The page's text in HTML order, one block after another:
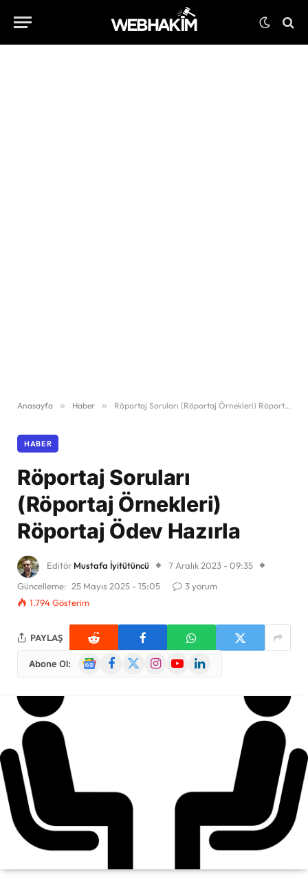
Anasayfa » Haber » Röportaj Soruları (Röportaj Örnekleri) Röportaj Ödev Hazırla
HABER
Röportaj Soruları
(Röportaj Örnekleri)
Röportaj Ödev Hazırla
Editör Mustafa İyitütüncü
7 Aralık 2023 - 09:35
Güncelleme: 25 Mayıs 2025 - 15:05
3 yorum
1.794Gösterim
PAYLAŞ
Abone Ol:
GoogleFacebook
X
InstagramYouTubeLinkedIn